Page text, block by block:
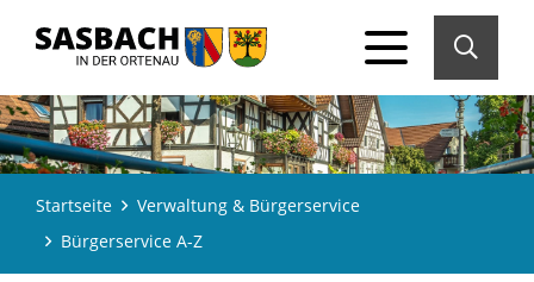
Startseite
Verwaltung & Bürgerservice
Bürgerservice A-Z